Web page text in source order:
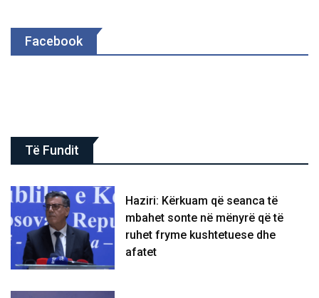
Facebook
Të Fundit
Haziri: Kërkuam që seanca të
mbahet sonte në mënyrë që të
ruhet fryme kushtetuese dhe
afatet